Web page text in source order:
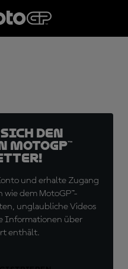
den
und erhalte Zugang
dem MotoGP™-
unglaubliche Videos
Informationen über
enthält.